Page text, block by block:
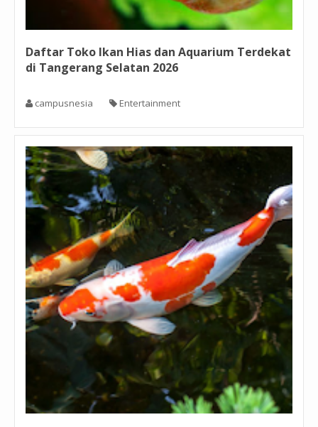
Daftar Toko Ikan Hias dan Aquarium Terdekat
di Tangerang Selatan 2026
campusnesia Entertainment